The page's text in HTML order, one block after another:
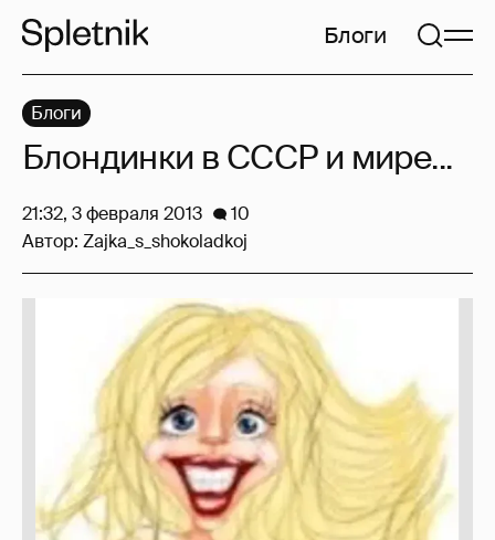
Блоги
Блоги
Блондинки в СССР и мире...
21:32, 3 февраля 2013
10
Автор: Zajka_s_shokoladkoj